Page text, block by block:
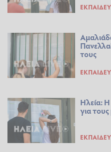
τους
Ηλεία: Η
για